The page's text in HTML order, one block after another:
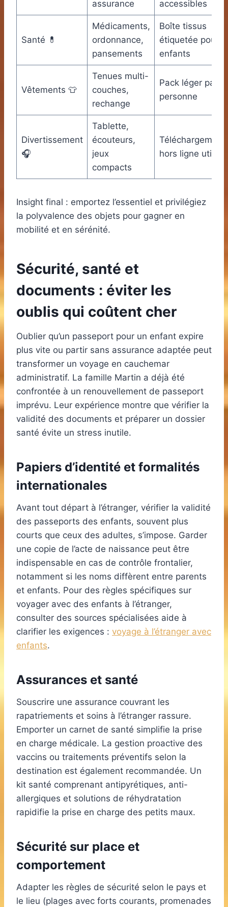
assurance accessibles
Santé 💊
Médicaments,
ordonnance,
pansements
Boîte tissus
étiquetée pour
enfants
Vêtements 👕
Tenues multi-
couches,
rechange
Pack léger par
personne
Divertissement
🎧
Tablette,
écouteurs,
jeux
compacts
hors ligne utiles
Insight final : emportez l’essentiel et privilégiez
la polyvalence des objets pour gagner en
mobilité et en sérénité.
Sécurité, santé et
documents : éviter les
oublis qui coûtent cher
Oublier qu’un passeport pour un enfant expire
plus vite ou partir sans assurance adaptée peut
transformer un voyage en cauchemar
administratif. La famille Martin a déjà été
confrontée à un renouvellement de passeport
imprévu. Leur expérience montre que vérifier la
validité des documents et préparer un dossier
santé évite un stress inutile.
Papiers d’identité et formalités
internationales
Avant tout départ à l’étranger, vérifier la validité
des passeports des enfants, souvent plus
courts que ceux des adultes, s’impose. Garder
une copie de l’acte de naissance peut être
indispensable en cas de contrôle frontalier,
notamment si les noms diffèrent entre parents
et enfants. Pour des règles spécifiques sur
voyager avec des enfants à l’étranger,
consulter des sources spécialisées aide à
clarifier les exigences : voyage à l’étranger avec
enfants.
Assurances et santé
Souscrire une assurance couvrant les
rapatriements et soins à l’étranger rassure.
Emporter un carnet de santé simplifie la prise
en charge médicale. La gestion proactive des
vaccins ou traitements préventifs selon la
destination est également recommandée. Un
kit santé comprenant antipyrétiques, anti-
allergiques et solutions de réhydratation
rapidifie la prise en charge des petits maux.
Sécurité sur place et
comportement
Adapter les règles de sécurité selon le pays et
le lieu (plages avec forts courants, promenades